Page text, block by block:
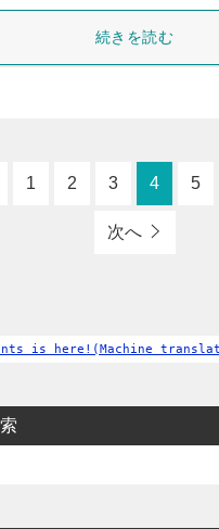
続きを読む
1 2 3 4 5
次へ
is here!(Machine